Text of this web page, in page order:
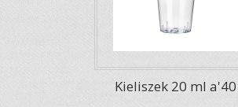
Kieliszek 20 ml a'40